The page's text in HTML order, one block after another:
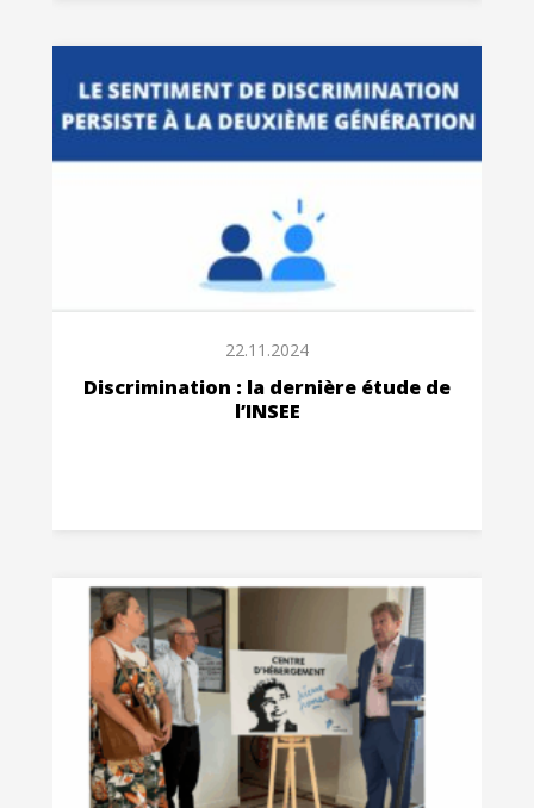
22.11.2024
Discrimination : la dernière étude de
l’INSEE